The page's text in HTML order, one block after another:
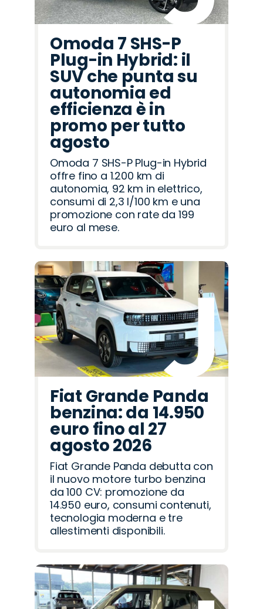
Omoda 7 SHS-P
Plug-in Hybrid: il
SUV che punta su
autonomia ed
efficienza è in
promo per tutto
agosto
Omoda 7 SHS-P Plug-in Hybrid
offre fino a 1.200 km di
autonomia, 92 km in elettrico,
consumi di 2,3 l/100 km e una
promozione con rate da 199
euro al mese.
Fiat Grande Panda
benzina: da 14.950
euro fino al 27
agosto 2026
Fiat Grande Panda debutta con
il nuovo motore turbo benzina
da 100 CV: promozione da
14.950 euro, consumi contenuti,
tecnologia moderna e tre
allestimenti disponibili.